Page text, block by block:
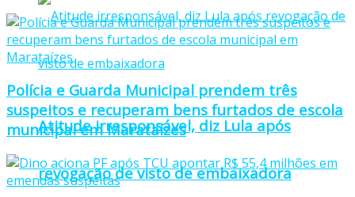
Atitude irresponsável, diz Lula após
revogação de visto de embaixadora
Polícia e Guarda Municipal prendem três
suspeitos e recuperam bens furtados de escola
municipal em Marataízes